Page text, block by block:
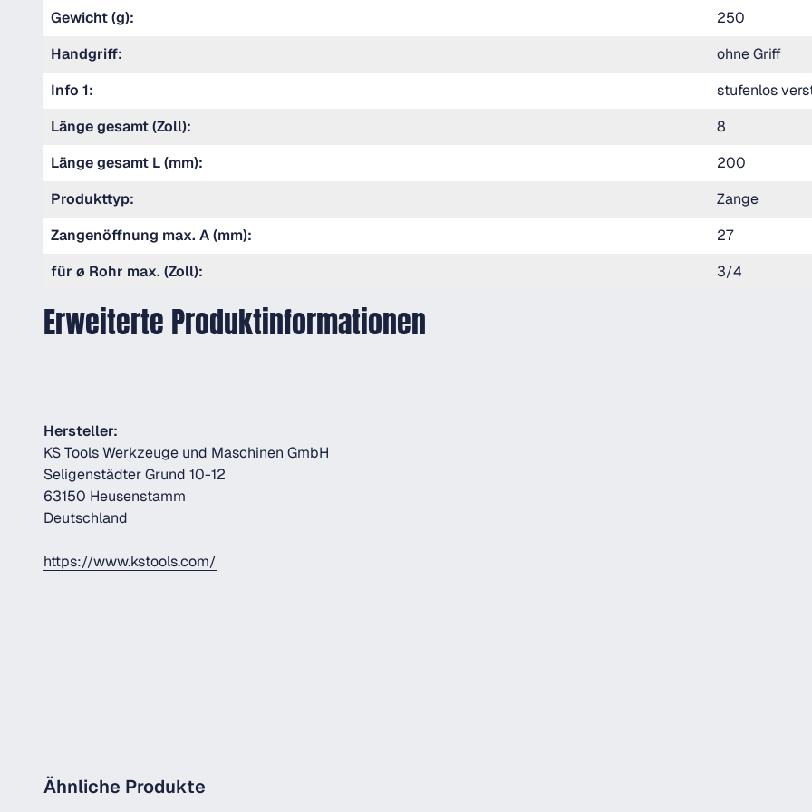
Gewicht (g):
250
Handgriff:
ohne Griff
Info 1:
stufenlos
Länge gesamt (Zoll):
8
Länge gesamt L (mm):
200
Produkttyp:
Zange
Zangenöffnung max. A (mm):
27
für ø Rohr max. (Zoll):
3/4
Erweiterte Produktinformationen
Hersteller:
KS Tools Werkzeuge und Maschinen GmbH
Seligenstädter Grund 10-12
63150 Heusenstamm
Deutschland
https://www.kstools.com/
Ähnliche Produkte